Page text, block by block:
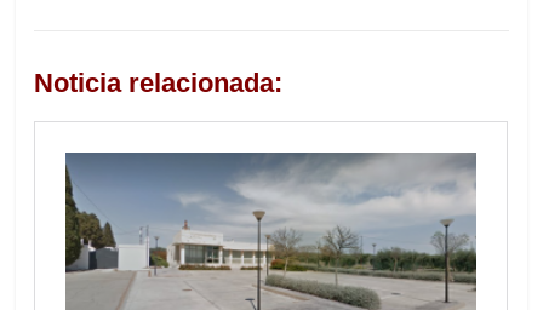
Noticia relacionada: